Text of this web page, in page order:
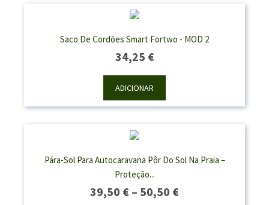
Saco De Cordões Smart Fortwo - MOD 2
34,25 €
ADICIONAR
Pára-Sol Para Autocaravana Pôr Do Sol Na Praia –
Proteção...
39,50 € – 50,50 €Price